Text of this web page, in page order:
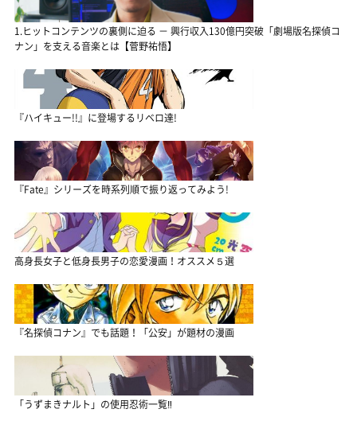
1.ヒットコンテンツの裏側に迫る － 興行収入130億円突破「劇場版名探偵コ
ナン」を支える音楽とは【菅野祐悟】
『ハイキュー!!』に登場するリベロ達!
『Fate』シリーズを時系列順で振り返ってみよう!
高身長女子と低身長男子の恋愛漫画！オススメ５選
『名探偵コナン』でも話題！「公安」が題材の漫画
「うずまきナルト」の使用忍術一覧‼